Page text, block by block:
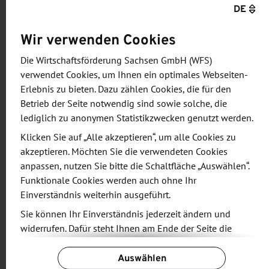
Nachhaltigkeit erfordern nicht nur Veränderungen
Technik, die einen wirtschaftlichen Betrieb
ermöglicht. Dieses Spannungsfeld steht im
Mittelpunkt der diesjährigen Werkstattdiskussion.
Das in Sachsen entwickelte "Feldschwarm"-Konzept
befindet sich aktuell in einer umfangreichen
landwirtschaftlichen Erprobungsphase beim
Sächsischen Landesamt für Umwelt,
Landwirtschaft und Geologie (LfULG). Um das
Potenzial dieses autonomen Maschinensystems
auch ökonomisch für sächsische Landwirte nutzbar
zu machen, sind viele landwirtschaftliche Prozesse
Bearbeitungsgeräte zu entwickeln. Ziel ist es,
DE
Wir verwenden Cookies
Die Wirtschaftsförderung Sachsen GmbH (WFS)
verwendet Cookies, um Ihnen ein optimales Webseiten-
Erlebnis zu bieten. Dazu zählen Cookies, die für den
Betrieb der Seite notwendig sind sowie solche, die
lediglich zu anonymen Statistikzwecken genutzt werden.
Klicken Sie auf „Alle akzeptieren“, um alle Cookies zu
akzeptieren. Möchten Sie die verwendeten Cookies
anpassen, nutzen Sie bitte die Schaltfläche „Auswählen“.
Funktionale Cookies werden auch ohne Ihr
Einverständnis weiterhin ausgeführt.
Sie können Ihr Einverständnis jederzeit ändern und
widerrufen. Dafür steht Ihnen am Ende der Seite die
Verfügung.
Auswählen